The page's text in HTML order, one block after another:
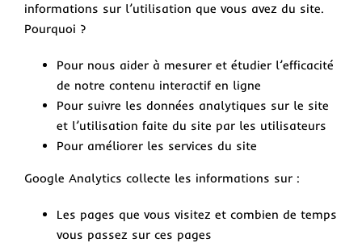
informations sur l’utilisation que vous avez du site.
Pourquoi ?
Pour nous aider à mesurer et étudier l’efficacité
de notre contenu interactif en ligne
Pour suivre les données analytiques sur le site
et l’utilisation faite du site par les utilisateurs
Pour améliorer les services du site
Google Analytics collecte les informations sur :
Les pages que vous visitez et combien de temps
vous passez sur ces pages